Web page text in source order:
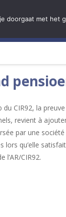
CIR92, la
revient à
par une
lors qu’elle
l’AR/CIR92.
doorgaat met